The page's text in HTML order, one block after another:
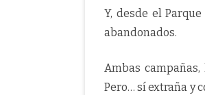
Y, desde el
abandonados.
Ambas
Pero… sí extraña y